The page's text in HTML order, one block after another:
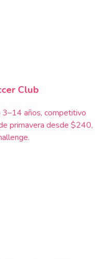
Club
3–14 años, competitivo
primavera desde $240,